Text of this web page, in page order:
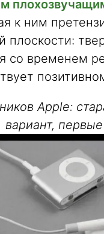
к ним
плоскости:
со временем
Apple:
вариант,